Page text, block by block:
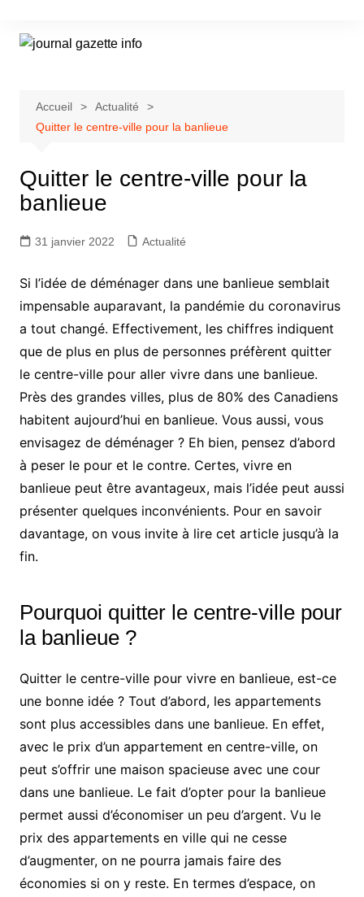
contenu
Accueil
Actualité
Quitter le centre-ville pour la banlieue
Quitter le centre-ville pour la
banlieue
31 janvier 2022 Actualité
Si l’idée de déménager dans une banlieue semblait
impensable auparavant, la pandémie du coronavirus
a tout changé. Effectivement, les chiffres indiquent
que de plus en plus de personnes préfèrent quitter
le centre-ville pour aller vivre dans une banlieue.
Près des grandes villes, plus de 80% des Canadiens
habitent aujourd’hui en banlieue. Vous aussi, vous
envisagez de déménager ? Eh bien, pensez d’abord
à peser le pour et le contre. Certes, vivre en
banlieue peut être avantageux, mais l’idée peut aussi
présenter quelques inconvénients. Pour en savoir
davantage, on vous invite à lire cet article jusqu’à la
fin.
Pourquoi quitter le centre-ville pour
la banlieue ?
Quitter le centre-ville pour vivre en banlieue, est-ce
une bonne idée ? Tout d’abord, les appartements
sont plus accessibles dans une banlieue. En effet,
avec le prix d’un appartement en centre-ville, on
peut s’offrir une maison spacieuse avec une cour
dans une banlieue. Le fait d’opter pour la banlieue
permet aussi d’économiser un peu d’argent. Vu le
prix des appartements en ville qui ne cesse
d’augmenter, on ne pourra jamais faire des
économies si on y reste. En termes d’espace, on